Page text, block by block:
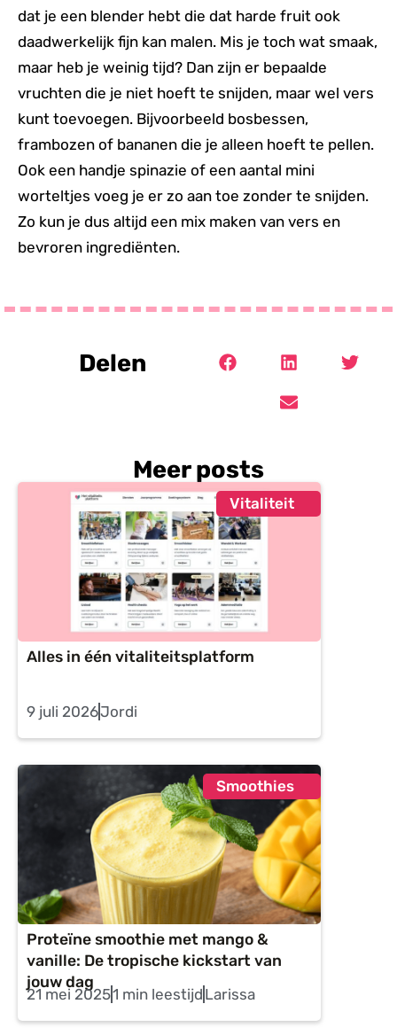
dat je een blender hebt die dat harde fruit ook
daadwerkelijk fijn kan malen. Mis je toch wat smaak,
maar heb je weinig tijd? Dan zijn er bepaalde
vruchten die je niet hoeft te snijden, maar wel vers
kunt toevoegen. Bijvoorbeeld bosbessen,
frambozen of bananen die je alleen hoeft te pellen.
Ook een handje spinazie of een aantal mini
worteltjes voeg je er zo aan toe zonder te snijden.
Zo kun je dus altijd een mix maken van vers en
bevroren ingrediënten.
Delen
Meer posts
Vitaliteit
Alles in één vitaliteitsplatform
9 juli 2026Jordi
Smoothies
Proteïne smoothie met mango &
vanille: De tropische kickstart van
jouw dag
21 mei 20251 min leestijd Larissa